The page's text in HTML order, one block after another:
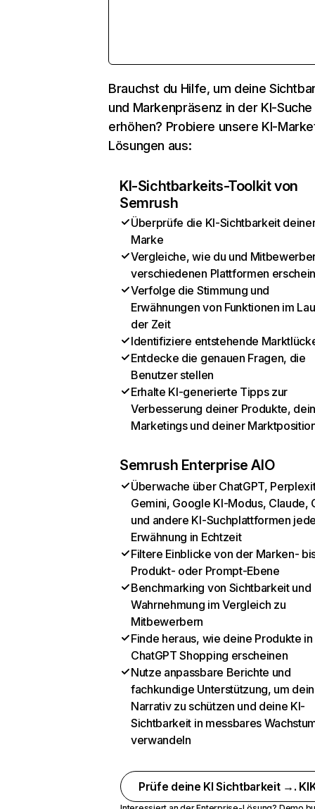
Brauchst du Hilfe, um deine
und Markenpräsenz in der KI-Suche
erhöhen? Probiere unsere KI-
Lösungen aus:
KI-Sichtbarkeits-Toolkit von
Semrush
Überprüfe die KI-Sichtbarkeit
Marke
Vergleiche, wie du und
verschiedenen Plattformen
Verfolge die Stimmung und
Erwähnungen von Funktionen im
der Zeit
Identifiziere entstehende
Entdecke die genauen Fragen, die
Benutzer stellen
Erhalte KI-generierte Tipps zur
Verbesserung deiner Produkte,
Marketings und deiner
Semrush Enterprise AIO
Überwache über ChatGPT,
Gemini, Google KI-Modus, Claude,
und andere KI-Suchplattformen
Erwähnung in Echtzeit
Filtere Einblicke von der Marken-
Produkt- oder Prompt-Ebene
Benchmarking von Sichtbarkeit und
Wahrnehmung im Vergleich zu
Mitbewerbern
Finde heraus, wie deine Produkte in
ChatGPT Shopping erscheinen
Nutze anpassbare Berichte und
fachkundige Unterstützung, um dein
Narrativ zu schützen und deine KI-
Sichtbarkeit in messbares
verwandeln
Prüfe deine KI Sichtbarkeit →.